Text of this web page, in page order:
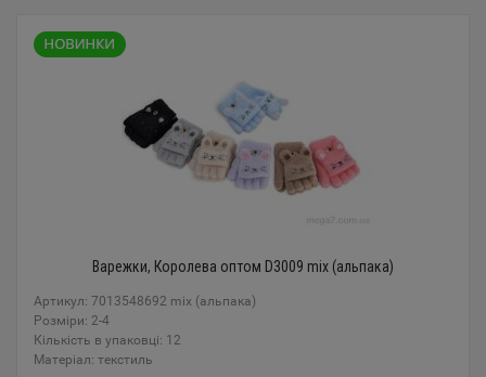
Варежки, Королева оптом D3009 mix (альпака)
Артикул: 7013548692 mix (альпака)
Розміри: 2-4
Кількість в упаковці: 12
Mатеріал: текстиль